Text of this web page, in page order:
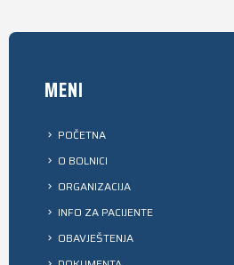
MENI
POČETNA
O BOLNICI
ORGANIZACIJA
INFO ZA PACIJENTE
OBAVJEŠTENJA